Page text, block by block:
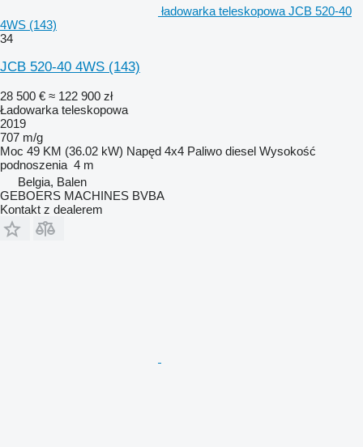
ładowarka teleskopowa JCB 520-40
4WS (143)
34
JCB 520-40 4WS (143)
28 500 € ≈ 122 900 zł
Ładowarka teleskopowa
2019
707 m/g
Moc 49 KM (36.02 kW) Napęd 4x4 Paliwo diesel Wysokość
podnoszenia 4 m
Belgia, Balen
GEBOERS MACHINES BVBA
Kontakt z dealerem